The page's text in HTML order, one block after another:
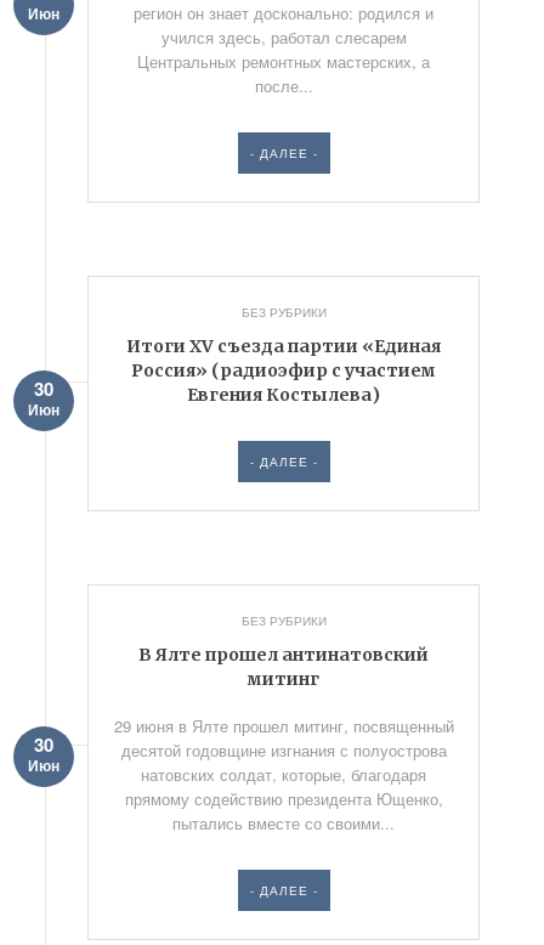
Июн
регион он знает досконально: родился и
учился здесь, работал слесарем
Центральных ремонтных мастерских, а
после...
- ДАЛЕЕ -
БЕЗ РУБРИКИ
Итоги XV съезда партии «Единая
Россия» (радиоэфир с участием
Евгения Костылева)
30
Июн
- ДАЛЕЕ -
БЕЗ РУБРИКИ
В Ялте прошел антинатовский
митинг
30
Июн
29 июня в Ялте прошел митинг, посвященный
десятой годовщине изгнания с полуострова
натовских солдат, которые, благодаря
прямому содействию президента Ющенко,
пытались вместе со своими...
- ДАЛЕЕ -